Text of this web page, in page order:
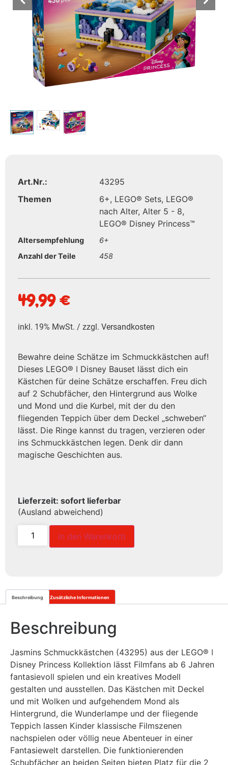
Art.Nr.:
43295
Themen
6+, LEGO® Sets, LEGO®
nach Alter, Alter 5 - 8,
LEGO® Disney Princess™
Altersempfehlung
6+
Anzahl der Teile
458
49,99€
inkl. 19% MwSt. / zzgl. Versandkosten
Bewahre deine Schätze im Schmuckkästchen auf!
Dieses LEGO® ǀ Disney Bauset lässt dich ein
Kästchen für deine Schätze erschaffen. Freu dich
auf 2 Schubfächer, den Hintergrund aus Wolke
und Mond und die Kurbel, mit der du den
fliegenden Teppich über dem Deckel „schweben“
lässt. Die Ringe kannst du tragen, verzieren oder
ins Schmuckkästchen legen. Denk dir dann
magische Geschichten aus.
Lieferzeit: sofort lieferbar
(Ausland abweichend)
In den Warenkorb
Beschreibung Zusätzliche Informationen
Beschreibung
Jasmins Schmuckkästchen (43295) aus der LEGO® ǀ
Disney Princess Kollektion lässt Filmfans ab 6 Jahren
fantasievoll spielen und ein kreatives Modell
gestalten und ausstellen. Das Kästchen mit Deckel
und mit Wolken und aufgehendem Mond als
Hintergrund, die Wunderlampe und der fliegende
Teppich lassen Kinder klassische Filmszenen
nachspielen oder völlig neue Abenteuer in einer
Fantasiewelt darstellen. Die funktionierenden
Schubfächer an beiden Seiten bieten Platz für die 2